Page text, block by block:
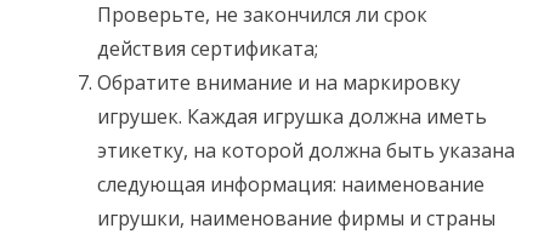
Проверьте, не закончился ли срок
действия сертификата;
Обратите внимание и на маркировку
игрушек. Каждая игрушка должна иметь
этикетку, на которой должна быть указана
следующая информация: наименование
игрушки, наименование фирмы и страны